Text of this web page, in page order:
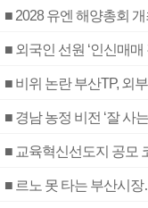
■ 2028 유엔 해양총회 개
■ 외국인 선원 ‘인신매
■ 비위 논란 부산TP, 외
■ 경남 농정 비전 ‘잘 사
■ 교육혁신선도지 공모
■ 르노 못 타는 부산시